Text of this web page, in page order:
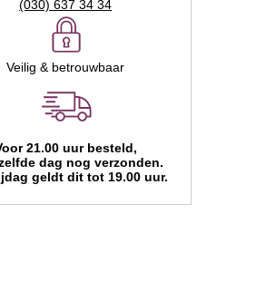
(030) 637 34 34
Veilig & betrouwbaar
21.00 uur besteld,
dag nog verzonden.
geldt dit tot 19.00 uur.